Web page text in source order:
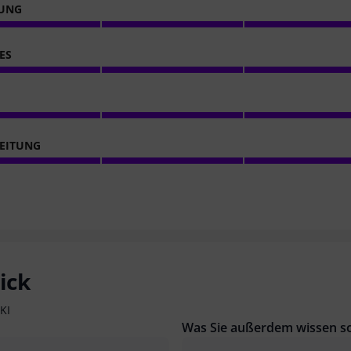
Was Sie außerdem wissen